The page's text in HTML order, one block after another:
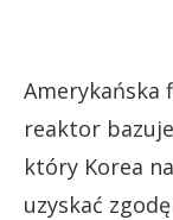
Amerykańska
reaktor
który Korea
uzyskać